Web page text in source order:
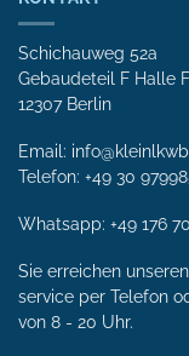
Schichauweg 52a
Gebaudeteil F Halle
12307 Berlin
Email:
Telefon: +49 30
Whatsapp: +49 176
Sie erreichen
service per Tele­fon
von 8 - 20 Uhr.